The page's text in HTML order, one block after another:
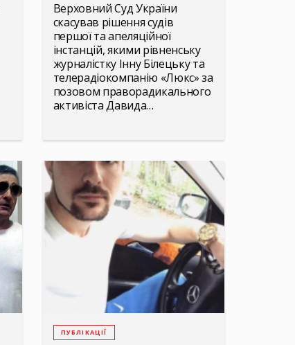
Верховний Суд України
скасував рішення судів
першої та апеляційної
інстанцій, якими рівненську
журналістку Інну Білецьку та
телерадіокомпанію «Люкс» за
позовом праворадикального
активіста Давида…
ПУБЛІКАЦІЇ